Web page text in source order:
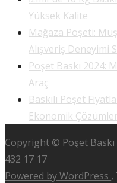
Yüksek Kalite
Mağaza Poşeti:
Alışveriş Deneyimi
Poşet Baskı 2024:
Araç
Baskılı Poşet
Ekonomik Çözümler
Copyright © Poşet Baskı
432 17 17
Powered by WordPress ,